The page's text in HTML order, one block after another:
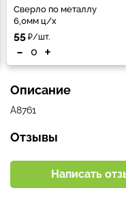
Сверло по металлу
6,0мм ц/х
55 ₽/шт.
- +
Описание
А8761
Отзывы
Написать